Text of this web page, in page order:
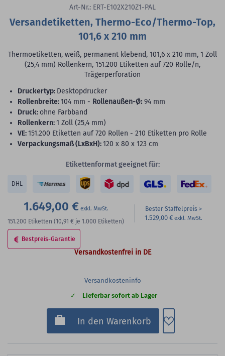
Art-Nr.: ERT-E102X210Z1-PAL
Versandetiketten, Thermo-Eco/Thermo-Top,
101,6 x 210 mm
Thermoetiketten, weiß, permanent klebend, 101,6 x 210 mm, 1 Zoll
(25,4 mm) Rollenkern, 151.200 Etiketten auf 720 Rolle/n,
Trägerperforation
Druckertyp: Desktopdrucker
Rollenbreite:104 mm - Rollenaußen-Ø: 94 mm
Druck: ohne Farbband
Rollenkern:1 Zoll (25,4 mm)
VE:151.200 Etiketten auf 720 Rollen - 210 Etiketten pro Rolle
Verpackungsmaß (LxBxH):120 x 80 x 123 cm
Etikettenformat geeignet für:
DHL
1.649,00 €
151.200 Etiketten (10,91 € je 1.000 Etiketten)
Bester Staffelpreis
1.529,00 €
Bestpreis-Garantie
Versandkostenfrei in DE
Versandkosteninfo
Lieferbar sofort ab Lager
In den Warenkorb Zum